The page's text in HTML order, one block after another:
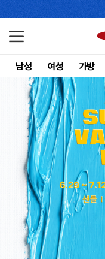
남성 여성 가방